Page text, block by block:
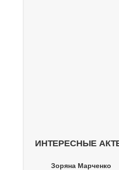
ИНТЕРЕСНЫЕ
Зоряна Марченко